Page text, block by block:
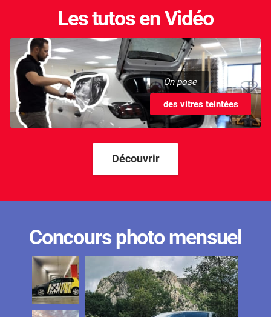
Les tutos en Vidéo
On pose
des vitres teintées
Découvrir
Concours photo mensuel